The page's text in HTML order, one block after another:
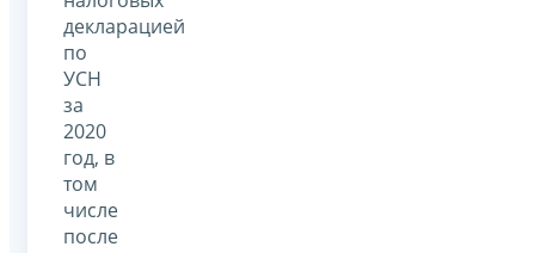
декларацией
по
УСН
за
2020
год, в
том
числе
после